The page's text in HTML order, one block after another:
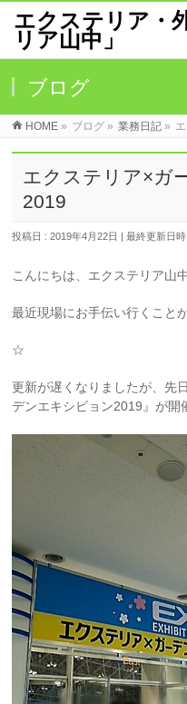
エクステリア・
リア山中」
ブログ
HOME » ブログ » 業務日記 »
エクステリア×ガ
2019
投稿日 : 2019年4月22日 最終更新日
こんにちは、エクステリア山
最近現場にお手伝い行くこと
☆
更新が遅くなりましたが、先
デンエキシビョン2019』が開